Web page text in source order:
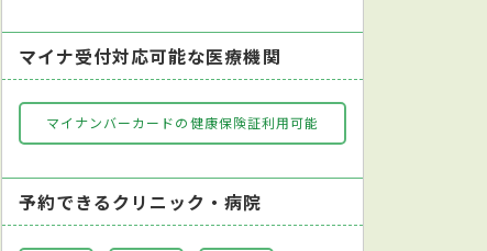
マイナ受付対応可能な医療機関
マイナンバーカードの健康保険証利用可能
予約できるクリニック・病院